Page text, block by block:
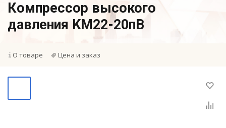
Компрессор высокого
давления KM22-20пВ
О товаре Цена и заказ